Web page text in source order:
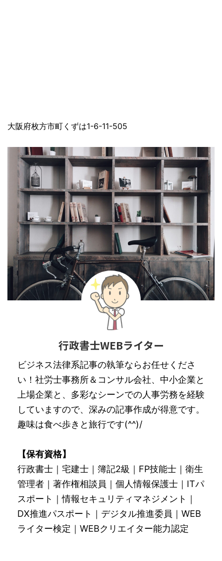
大阪府枚方市町くずは1-6-11-505
行政書士WEBライター
ビジネス法律系記事の執筆ならお任せくださ
い！社労士事務所＆コンサル会社、中小企業と
上場企業と、多彩なシーンでの人事労務を経験
していますので、深みの記事作成が得意です。
趣味は食べ歩きと旅行です(^^)/
【保有資格】
行政書士｜宅建士｜簿記2級｜FP技能士｜衛生
管理者｜著作権相談員｜個人情報保護士｜ITパ
スポート｜情報セキュリティマネジメント｜
DX推進パスポート｜デジタル推進委員｜WEB
ライター検定｜WEBクリエイター能力認定